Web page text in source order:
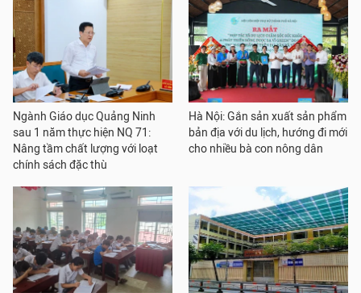
Ngành Giáo dục Quảng Ninh
sau 1 năm thực hiện NQ 71:
Nâng tầm chất lượng với loạt
chính sách đặc thù
Hà Nội: Gắn sản xuất sản phẩm
bản địa với du lịch, hướng đi mới
cho nhiều bà con nông dân